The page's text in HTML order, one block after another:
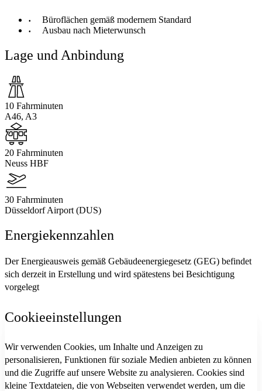
Büroflächen gemäß modernem Standard
Ausbau nach Mieterwunsch
Lage und Anbindung
10 Fahrminuten
A46, A3
20 Fahrminuten
Neuss HBF
30 Fahrminuten
Düsseldorf Airport (DUS)
Energiekennzahlen
Der Energieausweis gemäß Gebäudeenergiegesetz (GEG) befindet
sich derzeit in Erstellung und wird spätestens bei Besichtigung
vorgelegt
Cookieeinstellungen
Wir verwenden Cookies, um Inhalte und Anzeigen zu
personalisieren, Funktionen für soziale Medien anbieten zu können
und die Zugriffe auf unsere Website zu analysieren. Cookies sind
kleine Textdateien, die von Webseiten verwendet werden, um die